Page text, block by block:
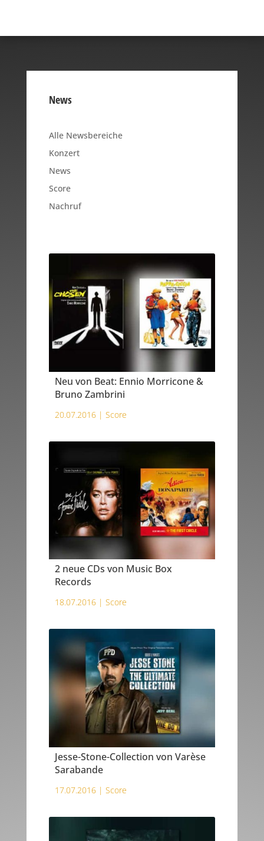
News
Alle Newsbereiche
Konzert
News
Score
Nachruf
Neu von Beat: Ennio Morricone &
Bruno Zambrini
20.07.2016 | Score
2 neue CDs von Music Box
Records
18.07.2016 | Score
Jesse-Stone-Collection von Varèse
Sarabande
17.07.2016 | Score